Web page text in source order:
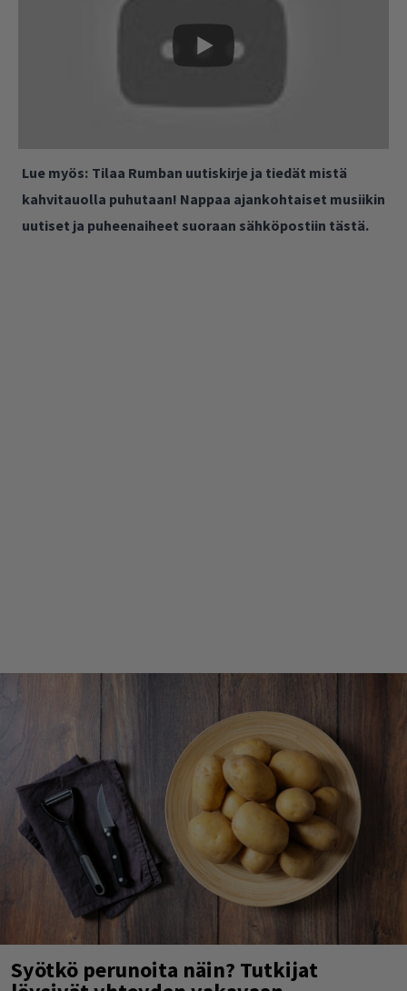
Lue myös: Tilaa Rumban uutiskirje ja tiedät mistä
kahvitauolla puhutaan! Nappaa ajankohtaiset musiikin
uutiset ja puheenaiheet suoraan sähköpostiin tästä.
Syötkö perunoita näin? Tutkijat